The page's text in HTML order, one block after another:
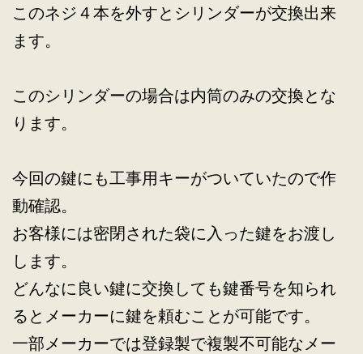
このネジ４本を外すとシリンダーが交換出来
ます。
このシリンダーの場合は内筒のみの交換とな
ります。
今回の鍵にも工事用キーがついていたので作
動確認。
お客様には密閉された袋に入った鍵をお渡し
します。
どんなに良い鍵に交換しても鍵番号を知られ
るとメーカーに鍵を頼むことが可能です。
一部メーカーでは登録製で複製不可能なメー